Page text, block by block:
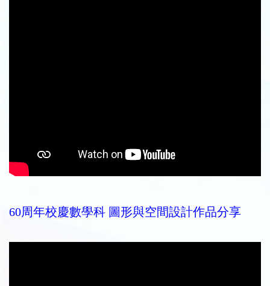
60周年校慶數學科 圖形與空間設計作品分享